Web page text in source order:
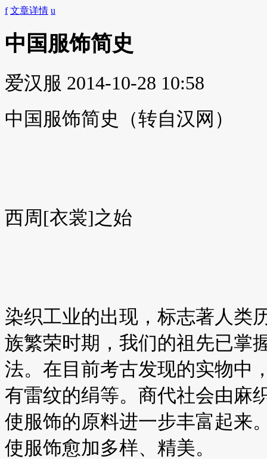
f 文章详情 u
中国服饰简史
爱汉服 2014-10-28 10:58
中国服饰简史（转自汉网）
西周[衣裳]之始
染织工业的出现，标志著人类
族繁荣时期，我们的祖先已掌
法。在目前考古发现的实物中
有雷纹的绢等。商代社会由麻
使服饰的原料进一步丰富起来
使服饰愈加多样、精美。